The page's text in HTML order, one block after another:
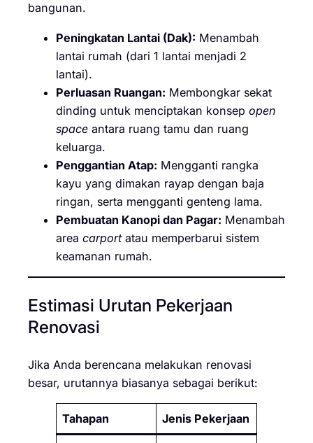
bangunan.
Peningkatan Lantai (Dak): Menambah
lantai rumah (dari 1 lantai menjadi 2
lantai).
Perluasan Ruangan: Membongkar sekat
dinding untuk menciptakan konsep open
space antara ruang tamu dan ruang
keluarga.
Penggantian Atap: Mengganti rangka
kayu yang dimakan rayap dengan baja
ringan, serta mengganti genteng lama.
Pembuatan Kanopi dan Pagar: Menambah
area carportatau memperbarui sistem
keamanan rumah.
Estimasi Urutan Pekerjaan
Renovasi
Jika Anda berencana melakukan renovasi
besar, urutannya biasanya sebagai berikut:
Tahapan Jenis Pekerjaan